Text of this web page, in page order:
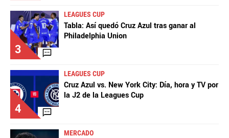
3
LEAGUES CUP
Tabla: Así quedó Cruz Azul tras ganar al
Philadelphia Union
4
LEAGUES CUP
Cruz Azul vs. New York City: Día, hora y TV por
la J2 de la Leagues Cup
MERCADO